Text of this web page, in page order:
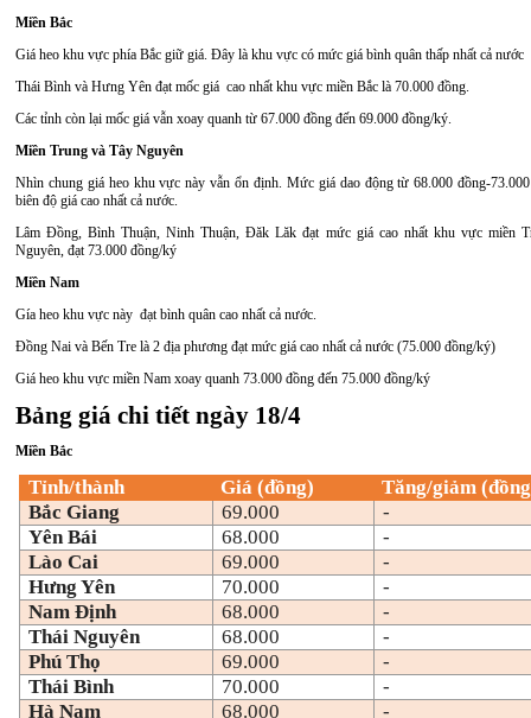
Miền Bắc
Giá heo khu vực phía Bắc giữ giá. Đây là khu vực có mức giá bình quân thấp nhất cả nước
Thái Bình và Hưng Yên đạt mốc giá cao nhất khu vực miền Bắc là 70.000 đồng.
Các tỉnh còn lại mốc giá vẫn xoay quanh từ 67.000 đồng đến 69.000 đồng/ký.
Miền Trung và Tây Nguyên
Nhìn chung giá heo khu vực này vẫn ổn định. Mức giá dao động từ 68.000 đồng-
biên độ giá cao nhất cả nước.
Lâm Đồng, Bình Thuận, Ninh Thuận, Đăk Lăk đạt mức giá cao nhất khu vực miền
Nguyên, đạt 73.000 đồng/ký
Miền Nam
Gía heo khu vực này đạt bình quân cao nhất cả nước.
Đồng Nai và Bến Tre là 2 địa phương đạt mức giá cao nhất cả nước (75.000 đồng/ký)
Giá heo khu vực miền Nam xoay quanh 73.000 đồng đến 75.000 đồng/ký
Bảng giá chi tiết ngày 18/4
Miền Bắc
Tỉnh/thành Giá (đồng)
Tăng/giảm
Bắc Giang
69.000
-
Yên Bái
68.000
-
Lào Cai
69.000
-
Hưng Yên
70.000
-
Nam Định
68.000
-
Thái Nguyên
68.000
-
Phú Thọ
69.000
-
Thái Bình
70.000
-
Hà Nam
68.000
-